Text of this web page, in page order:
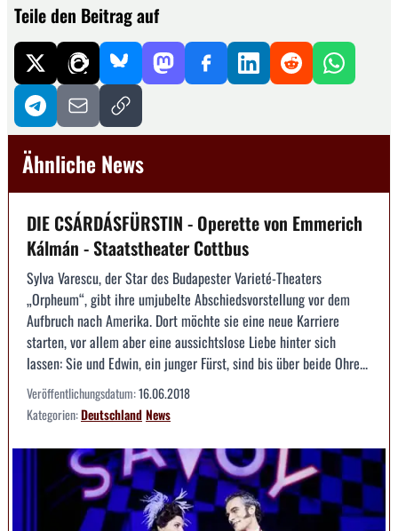
Teile den Beitrag auf
Ähnliche News
DIE CSÁRDÁSFÜRSTIN - Operette von Emmerich
Kálmán - Staatstheater Cottbus
Sylva Varescu, der Star des Budapester Varieté-Theaters
„Orpheum“, gibt ihre umjubelte Abschiedsvorstellung vor dem
Aufbruch nach Amerika. Dort möchte sie eine neue Karriere
starten, vor allem aber eine aussichtslose Liebe hinter sich
lassen: Sie und Edwin, ein junger Fürst, sind bis über beide Ohre...
Veröffentlichungsdatum:16.06.2018
Kategorien:DeutschlandNews